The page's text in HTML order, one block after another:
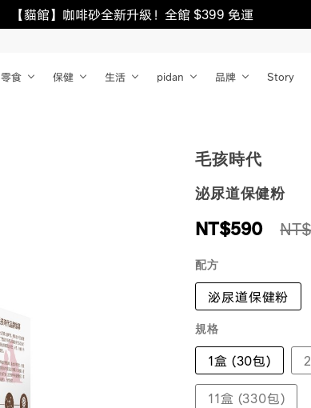
【貓館】咖啡砂全新升級！全館 $399 免運
零食 保健 生活 pidan 品牌 Story
毛孩時代
泌尿道保健粉
NT$590
配方
泌尿道保健粉
規格
1盒 (30包)
11盒 (330包)